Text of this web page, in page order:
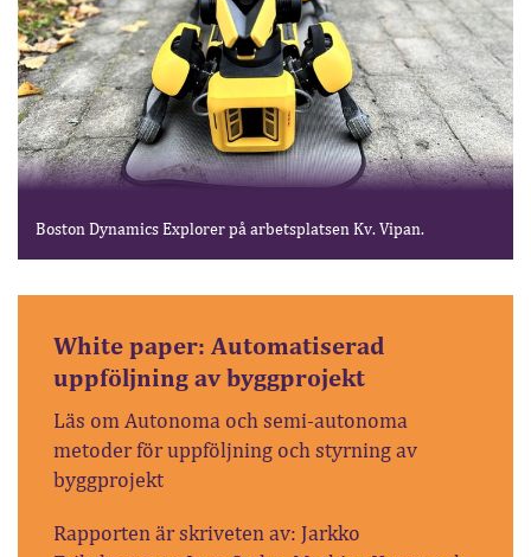
Boston Dynamics Explorer på arbetsplatsen Kv. Vipan.
White paper: Automatiserad
uppföljning av byggprojekt
Läs om Autonoma och semi-autonoma
metoder för uppföljning och styrning av
byggprojekt
Rapporten är skriveten av: Jarkko